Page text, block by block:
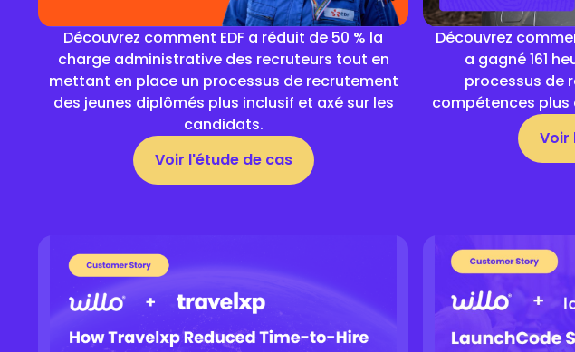
Découvrez comment EDF a réduit de 50 % la
charge administrative des recruteurs tout en
mettant en place un processus de recrutement
des jeunes diplômés plus inclusif et axé sur les
candidats.
Voir l'étude de cas
Découvrez
a gagné 161
processus de
compétences plus
Voir